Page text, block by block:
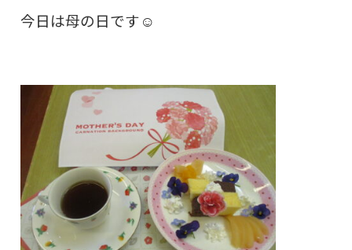
今日は母の日です☺